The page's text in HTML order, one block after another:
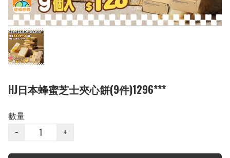
HJ日本蜂蜜芝士夾心餅(9件)1296***
數量
−
+